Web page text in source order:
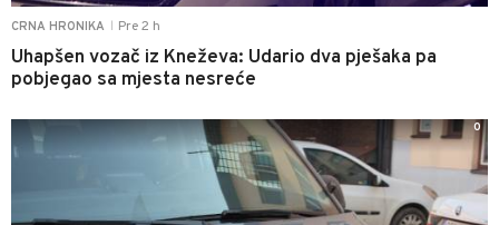
CRNA HRONIKA Pre 2 h
Uhapšen vozač iz Kneževa: Udario dva pješaka pa
pobjegao sa mjesta nesreće
0